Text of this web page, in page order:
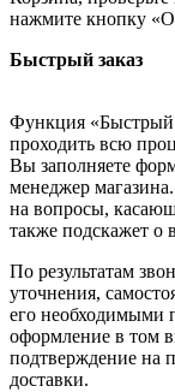
нажмите кнопку
Быстрый заказ
Функция «Быстрый
проходить всю
Вы заполняете
менеджер
на вопросы,
также подскажет о
По результатам
уточнения,
его необходимыми
оформление в том
подтверждение на
доставки.